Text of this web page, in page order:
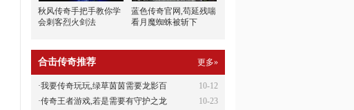
秋风传奇手把手教你学
会刺客烈火剑法
蓝色传奇官网,苟延残喘
看月魔蜘蛛被斩下
合击传奇推荐 更多»
10-12
·我要传奇玩玩,绿草茵茵需要龙影百
10-23
·传奇王者游戏,若是需要有守护之龙